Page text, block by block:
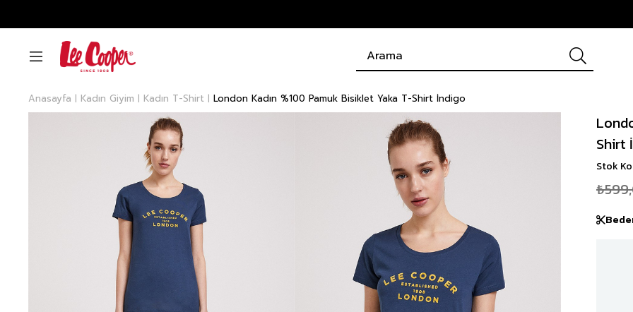
Anasayfa Kadın Giyim Kadın T-Shirt London Kadın %100 Pamuk Bisiklet Yaka T-Shirt İndigo
Shirt
Stok